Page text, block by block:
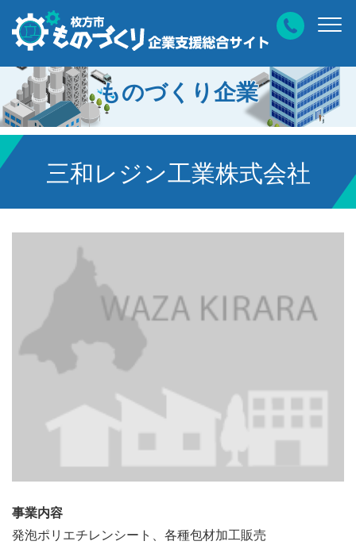
ものづくり企業
三和レジン工業株式会社
事業内容
発泡ポリエチレンシート、各種包材加工販売